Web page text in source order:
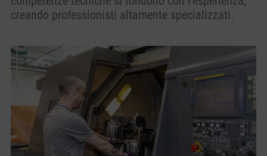
creando professionisti altamente specializzati.